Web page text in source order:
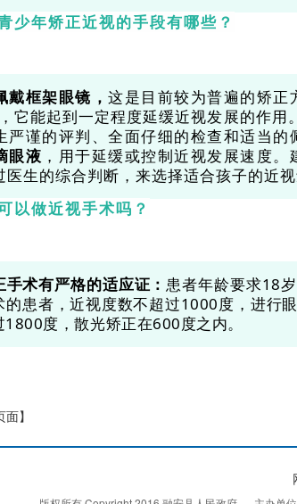
少年矫正近视的手段有哪些？
戴框架眼镜， 这是目前较为普遍的矫正
它能起到一定程度延缓近视发展的作用
严谨的评判、全面仔细的检查和适当的
眼液 ，用于延缓或控制近视发展速度
医生的综合判断，来选择适合孩子的近视
以做近视手术吗？
手术有严格的适应证： 患者年龄要求18
的患者，近视度数不超过1000度，进行
度，散光矫正在600度之内。
面】